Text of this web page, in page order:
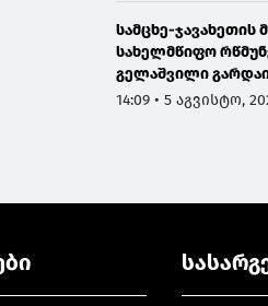
სამცხე-ჯავახეთის
სახელმწიფო
გელაშვილი
14:09 • 5 აგვისტო,